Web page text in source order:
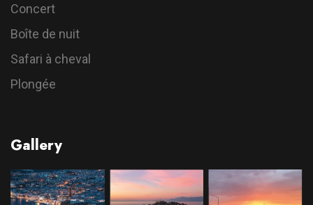
Concert
Boîte de nuit
Safari à cheval
Plongée
Gallery